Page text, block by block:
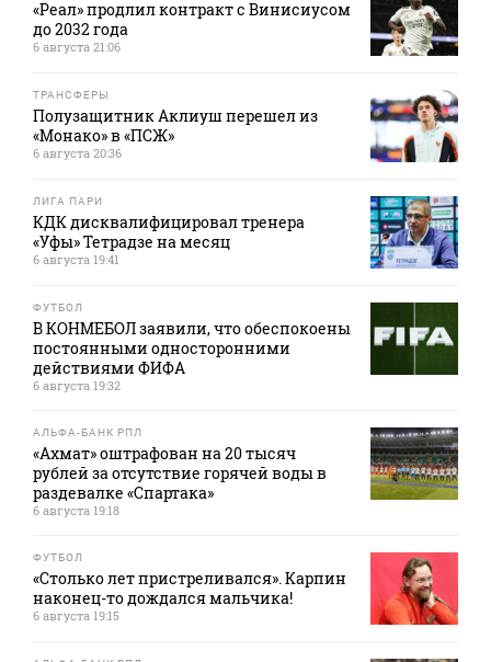
«Реал» продлил контракт с Винисиусом
до 2032 года
6 августа 21:06
ТРАНСФЕРЫ
Полузащитник Аклиуш перешел из
«Монако» в «ПСЖ»
6 августа 20:36
ЛИГА ПАРИ
КДК дисквалифицировал тренера
«Уфы» Тетрадзе на месяц
6 августа 19:41
ФУТБОЛ
В КОНМЕБОЛ заявили, что обеспокоены
постоянными односторонними
действиями ФИФА
6 августа 19:32
АЛЬФА-БАНК РПЛ
«Ахмат» оштрафован на 20 тысяч
рублей за отсутствие горячей воды в
раздевалке «Спартака»
6 августа 19:18
ФУТБОЛ
«Столько лет пристреливался». Карпин
наконец-то дождался мальчика!
6 августа 19:15